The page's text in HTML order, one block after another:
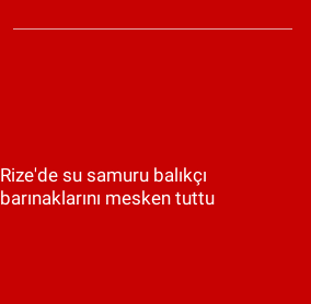
Rize'de su samuru balıkçı
barınaklarını mesken tuttu